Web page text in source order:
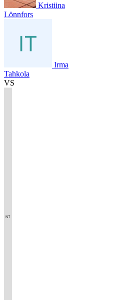
Kristiina
Lönnfors
Irma
Tahkola
VS